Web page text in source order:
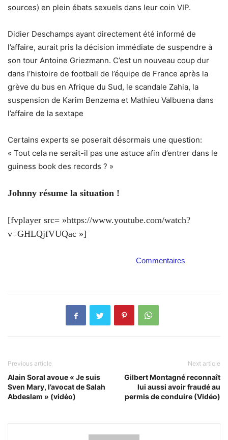
sources) en plein ébats sexuels dans leur coin VIP.
Didier Deschamps ayant directement été informé de
l’affaire, aurait pris la décision immédiate de suspendre à
son tour Antoine Griezmann. C’est un nouveau coup dur
dans l’histoire de football de l’équipe de France après la
grève du bus en Afrique du Sud, le scandale Zahia, la
suspension de Karim Benzema et Mathieu Valbuena dans
l’affaire de la sextape
Certains experts se poserait désormais une question:
« Tout cela ne serait-il pas une astuce afin d’entrer dans le
guiness book des records ? »
Johnny résume la situation !
[fvplayer src= »https://www.youtube.com/watch?
v=GHLQjfVUQac »]
Commentaires
Previous article
Alain Soral avoue « Je suis
Sven Mary, l’avocat de Salah
Abdeslam » (vidéo)
Next article
Gilbert Montagné reconnaît
lui aussi avoir fraudé au
permis de conduire (Vidéo)